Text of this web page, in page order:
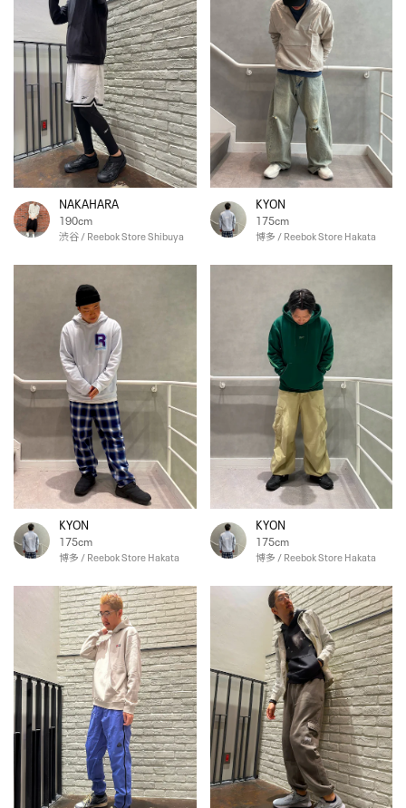
NAKAHARA
190cm
渋谷 / Reebok Store Shibuya
KYON
175cm
博多 / Reebok Store Hakata
KYON
175cm
博多 / Reebok Store Hakata
KYON
175cm
博多 / Reebok Store Hakata